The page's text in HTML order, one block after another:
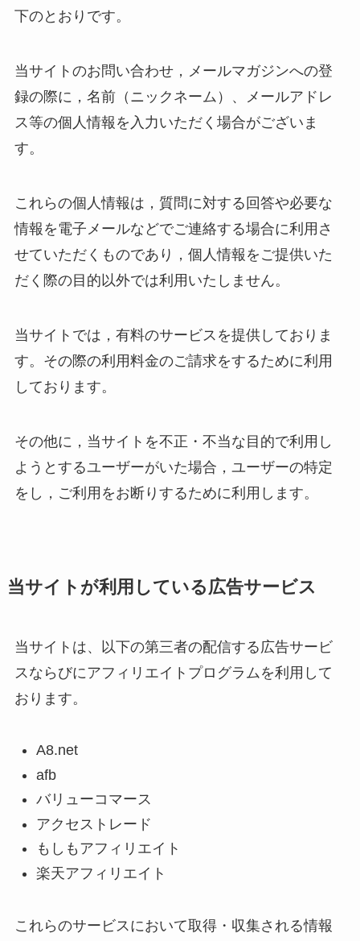
下のとおりです。
当サイトのお問い合わせ，メールマガジンへの登
録の際に，名前（ニックネーム）、メールアドレ
ス等の個人情報を入力いただく場合がございま
す。
これらの個人情報は，質問に対する回答や必要な
情報を電子メールなどでご連絡する場合に利用さ
せていただくものであり，個人情報をご提供いた
だく際の目的以外では利用いたしません。
当サイトでは，有料のサービスを提供しておりま
す。その際の利用料金のご請求をするために利用
しております。
その他に，当サイトを不正・不当な目的で利用し
ようとするユーザーがいた場合，ユーザーの特定
をし，ご利用をお断りするために利用します。
当サイトが利用している広告サービス
当サイトは、以下の第三者の配信する広告サービ
スならびにアフィリエイトプログラムを利用して
おります。
A8.net
afb
バリューコマース
アクセストレード
もしもアフィリエイト
楽天アフィリエイト
これらのサービスにおいて取得・収集される情報